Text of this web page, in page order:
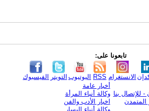
تابعونا على:
الفيسبوك التويتر اليوتيوب RSS الانستغرام
- للإتصال بنا
أخبار عامة
وكالة أنباء المرأة
اخبار الأدب والفن
وكالة أنباء اليسار